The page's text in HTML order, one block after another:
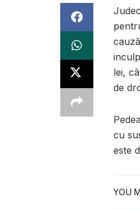
lei,
de
cu
este
YOU